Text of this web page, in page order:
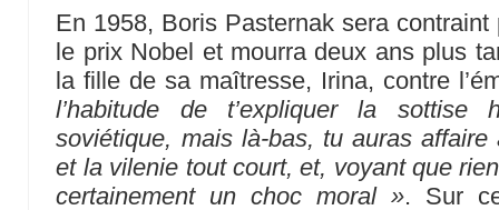
En 1958, Boris Pasternak sera
le prix Nobel et mourra deux ans plus
la fille de sa maîtresse, Irina, contre
l’habitude de t’expliquer la sottise
soviétique, mais là-bas, tu auras
et la vilenie tout court, et, voyant que
certainement un choc moral ». Sur